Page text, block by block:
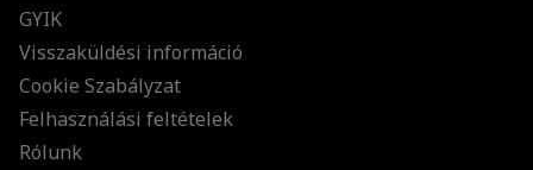
GYIK
Visszaküldési információ
Cookie Szabályzat
Felhasználási feltételek
Rólunk